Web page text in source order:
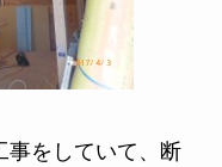
事をしていて、断